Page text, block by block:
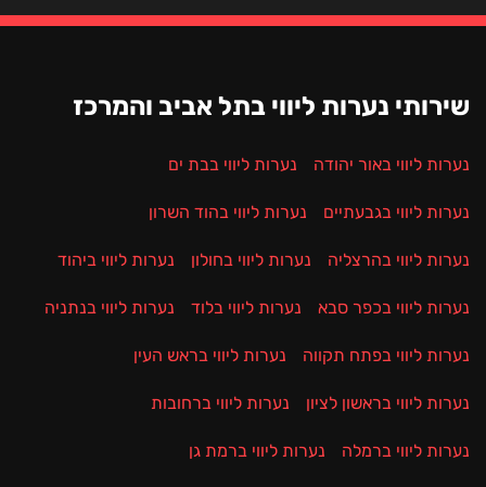
שירותי נערות ליווי בתל אביב והמרכז
נערות ליווי באור יהודה נערות ליווי בבת ים
נערות ליווי בגבעתיים נערות ליווי בהוד השרון
נערות ליווי בהרצליה נערות ליווי בחולון נערות ליווי ביהוד
נערות ליווי בכפר סבא נערות ליווי בלוד נערות ליווי בנתניה
נערות ליווי בפתח תקווה נערות ליווי בראש העין
נערות ליווי בראשון לציון נערות ליווי ברחובות
נערות ליווי ברמלה נערות ליווי ברמת גן